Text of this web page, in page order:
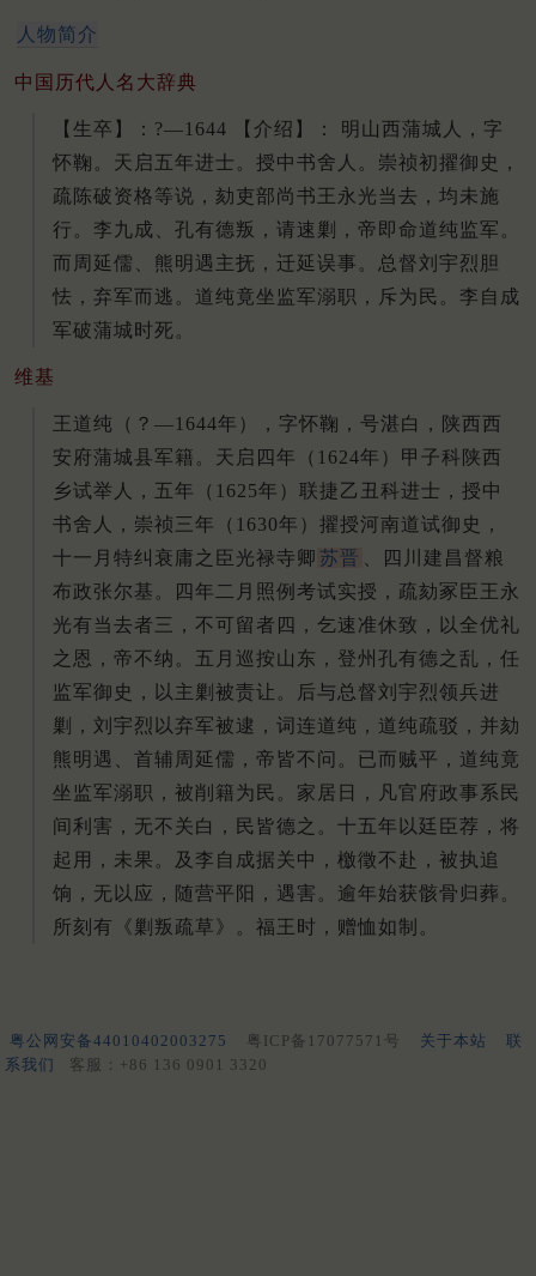
人物简介
中国历代人名大辞典
【生卒】：?—1644 【介绍】： 明山西蒲城人，字
怀鞠。天启五年进士。授中书舍人。崇祯初擢御史，
疏陈破资格等说，劾吏部尚书王永光当去，均未施
行。李九成、孔有德叛，请速剿，帝即命道纯监军。
而周延儒、熊明遇主抚，迁延误事。总督刘宇烈胆
怯，弃军而逃。道纯竟坐监军溺职，斥为民。李自成
军破蒲城时死。
维基
王道纯（？ —1644年），字怀鞠，号湛白，陕西西
安府蒲城县军籍。 天启四年（1624年）甲子科陕西
乡试举人，五年（1625年）联捷乙丑科进士，授中
书舍人，崇祯三年（1630年）擢授河南道试御史，
十一月特纠衰庸之臣光禄寺卿 苏晋
、四川建昌督粮
布政张尔基。
四年二月照例考试实授，疏劾冢臣王永
光有当去者三，不可留者四，乞速准休致，以全优礼
之恩，帝不纳。 五月巡按山东，登州孔有德之乱，任
监军御史，以主剿被责让。
后与总督刘宇烈领兵进
剿，刘宇烈以弃军被逮，词连道纯，道纯疏驳，并劾
熊明遇、首辅周延儒，帝皆不问。
已而贼平，道纯竟
坐监军溺职，被削籍为民。 家居日，凡官府政事系民
间利害，无不关白，民皆德之。 十五年以廷臣荐，将
起用，未果。
及李自成据关中，檄徵不赴，被执追
饷，无以应，随营平阳，遇害。 逾年始获骸骨归葬。
所刻有《剿叛疏草》。 福王时，赠恤如制。
粤公网安备44010402003275 粤ICP备17077571号 关于本站
联
系我们
客服：+86 136 0901 3320